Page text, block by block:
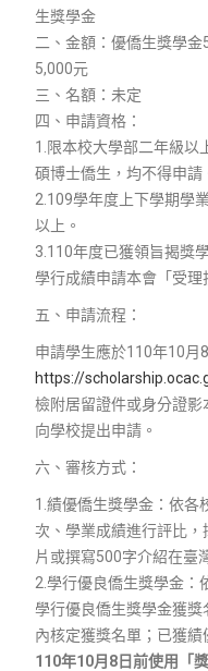
生獎學金
二、金額：優僑生獎學
5,000元
三、名額：未定
四、申請資格：
1.限本校大學部二年級以
碩博士僑生，均不得申請
2.109學年度上下學期學
以上。
3.110年度已獲領旨揭獎
學行成績申請本會「受理
五、申請流程：
申請學生應於110年10月
https://
檢附居留證件或身分證影
向學校提出申請。
六、審核方式：
1.績優僑生獎學金：依各
次、學業成績進行評比
片或撰寫500字介紹在臺
2.學行優良僑生獎學金：
學行優良僑生獎學金獲
內核定獲獎名單；已獲績
110年10月8日前使用「